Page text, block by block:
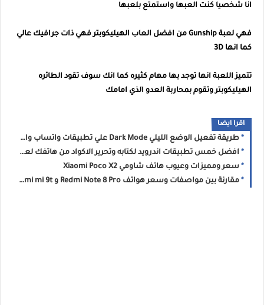
انا شخصيا كنت العبها واستمتع بلعبها
فهي لعبة Gunship من افضل العاب الهيليكوبتر فهي ذات جرافيك عالي
كما انها 3D
تتميز اللعبة انها توجد بها مهام كثيره كما انك سوف تقود الطائره
الهيليكوبتر وتقوم بمحاربة العدو الذي امامك
اقرا ايضا
طريقة تفعيل الوضع الليلي Dark Mode علي تطبيقات واتساب وانستقرام الرسمية
افضل خمس تطبيقات اندرويد لكتابه وتحرير الاكواد من هاتفك لعام 2020
سعر ومميزات وعيوب هاتف شاومي Xiaomi Poco X2
مقارنة بين مواصفات وسعر هواتف Redmi Note 8 Pro و Xiaomi mi 9t ايهما اشتري ؟